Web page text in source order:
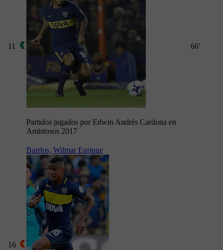
11
Partidos jugados por Edwin Andrés Cardona en
Amistosos 2017
66'
16
Barrios, Wilmar Enrique